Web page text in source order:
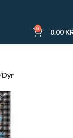
0 0.00
Dyr